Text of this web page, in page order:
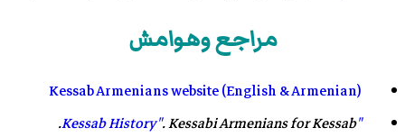
مراجع وهوامش
Kessab Armenians website (English & Armenian)
"Kessab History"
. Kessabi Armenians for Kessab.